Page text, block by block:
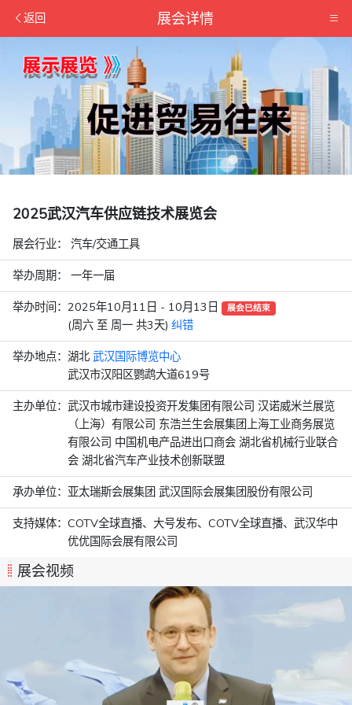
返回 展会详情
2025武汉汽车供应链技术展览会
展会行业： 汽车/交通工具
举办周期： 一年一届
举办时间： 2025年10月11日 - 10月13日 展会已结束
(周六 至 周一 共3天) 纠错
举办地点： 湖北 武汉国际博览中心
武汉市汉阳区鹦鹉大道619号
主办单位： 武汉市城市建设投资开发集团有限公司 汉诺威米兰展览
（上海）有限公司 东浩兰生会展集团上海工业商务展览
有限公司 中国机电产品进出口商会 湖北省机械行业联合
会 湖北省汽车产业技术创新联盟
承办单位： 亚太瑞斯会展集团 武汉国际会展集团股份有限公司
支持媒体： COTV全球直播、大号发布、COTV全球直播、武汉华中
优优国际会展有限公司
展会视频